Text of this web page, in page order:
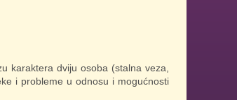
karaktera dviju osoba (stalna veza,
i probleme u odnosu i mogućnosti